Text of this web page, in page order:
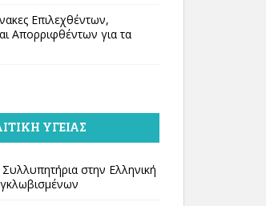
Επιλεχθέντων,
Απορριφθέντων για τα
ΥΓΕΊΑΣ
στην Ελληνική